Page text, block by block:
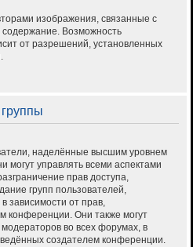
изображения, связанные с
Возможность
от разрешений, установленных
наделённые высшим уровнем
могут управлять всеми аспектами
прав доступа,
групп пользователей,
зависимости от прав,
конференции. Они также могут
во всех форумах, в
создателем конференции.